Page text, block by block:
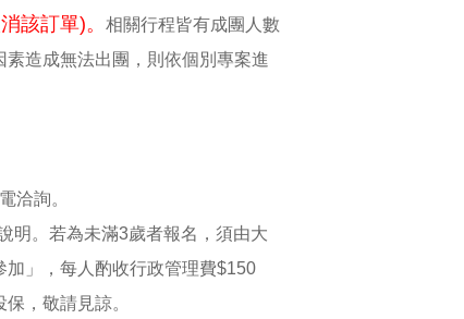
該訂單)。 相關行程皆有成團人數
造成無法出團，則依個別專案進
洽詢。
明。若為未滿3歲者報名，須由大
加」，每人酌收行政管理費$150
，敬請見諒。